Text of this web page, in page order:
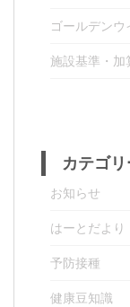
ゴールデン
施設基準・
カテゴリ
お知らせ
はーとだより
予防接種
健康豆知識